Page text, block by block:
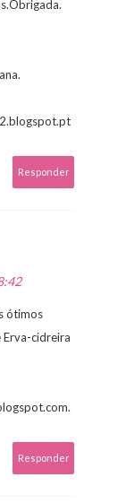
Responder
ótimos
Erva-cidreira
Responder